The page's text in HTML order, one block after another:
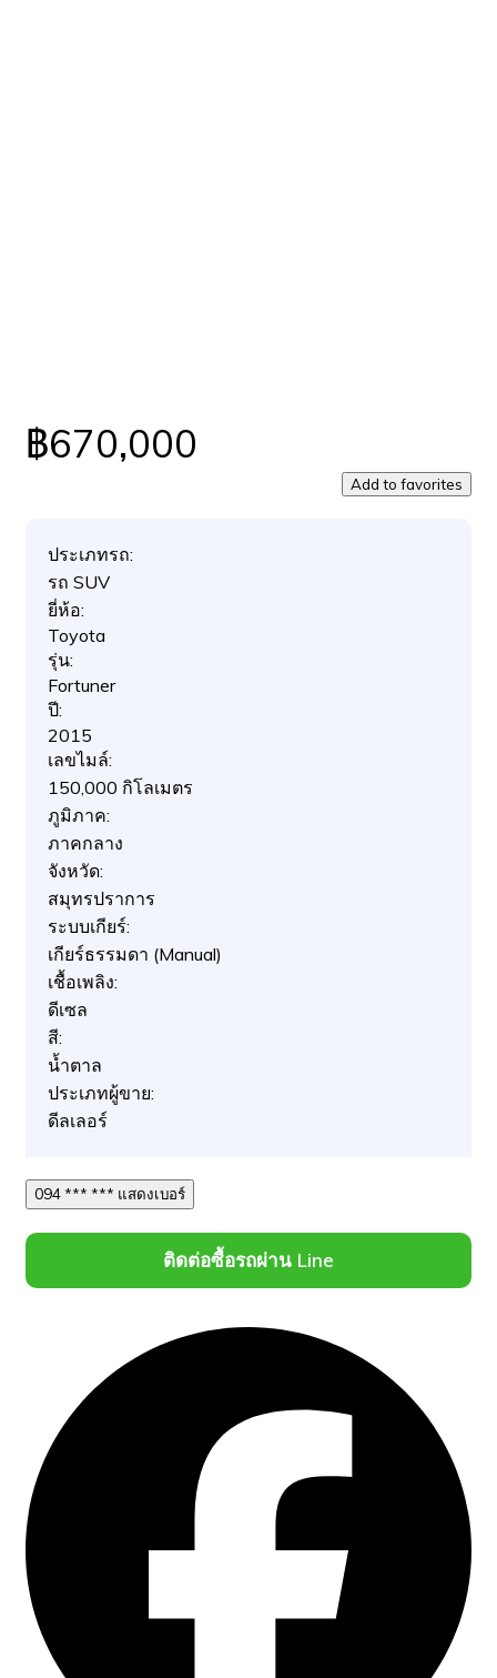
฿670,000
Add to favorites
ประเภทรถ:
รถ SUV
ยี่ห้อ:
Toyota
รุ่น:
Fortuner
ปี:
2015
เลขไมล์:
150,000 กิโลเมตร
ภูมิภาค:
ภาคกลาง
จังหวัด:
สมุทรปราการ
ระบบเกียร์:
เกียร์ธรรมดา (Manual)
เชื้อเพลิง:
ดีเซล
สี:
น้ำตาล
ประเภทผู้ขาย:
ดีลเลอร์
094 *** *** แสดงเบอร์
ติดต่อซื้อรถผ่าน Line